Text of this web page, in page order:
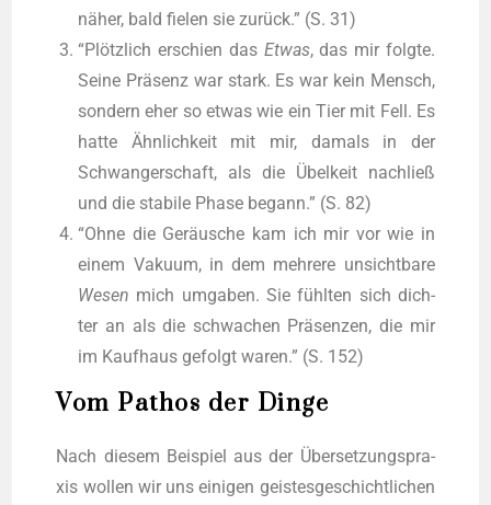
näher, bald fie­len sie zurück.” (S. 31)
“Plötz­lich erschien das Etwas, das mir folg­te.
Sei­ne Prä­senz war stark. Es war kein Mensch,
son­dern eher so etwas wie ein Tier mit Fell. Es
hat­te Ähn­lich­keit mit mir, damals in der
Schwan­ger­schaft, als die Übel­keit nach­ließ
und die sta­bi­le Pha­se begann.” (S. 82)
“Ohne die Geräu­sche kam ich mir vor wie in
einem Vaku­um, in dem meh­re­re unsicht­ba­re
Wesen mich umga­ben. Sie fühl­ten sich dich­
ter an als die schwa­chen Prä­sen­zen, die mir
im Kauf­haus gefolgt waren.” (S. 152)
Vom Pathos der Dinge
Nach die­sem Bei­spiel aus der Über­set­zungs­pra­
xis wol­len wir uns eini­gen geis­tes­ge­schicht­li­chen